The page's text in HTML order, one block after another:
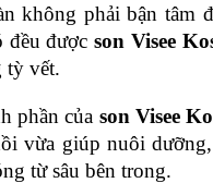
không phải bận tâm
đều được son Visee
tỳ vết.
phần của son Visee
vừa giúp nuôi
từ sâu bên trong.